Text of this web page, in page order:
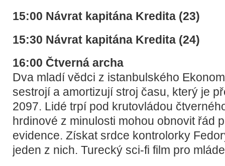
15:00 Návrat kapitána Kredita (23)
15:30 Návrat kapitána Kredita (24)
16:00 Čtverná archa
Dva mladí vědci z istanbulského
sestrojí a amortizují stroj času, který je
2097. Lidé trpí pod krutovládou
hrdinové z minulosti mohou obnovit řád
evidence. Získat srdce kontrolorky
jeden z nich. Turecký sci-fi film pro